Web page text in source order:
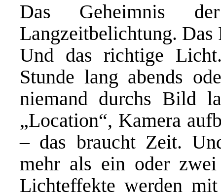
Das Geheimnis
Langzeitbelichtung.
Und das richtige
Stunde lang abends
niemand durchs Bild
„Location“, Kamera
– das braucht Zeit.
mehr als ein oder
Lichteffekte werden mit